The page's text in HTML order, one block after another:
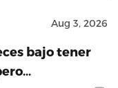
Aug 3, 2026
bajo tener